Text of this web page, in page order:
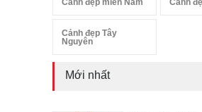
Cảnh đẹp miền Nam Cảnh
Cảnh đẹp Tây
Nguyên
Mới nhất